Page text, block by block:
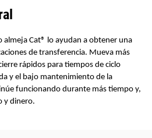
almeja Cat® lo ayudan a obtener una
de transferencia. Mueva más
rápidos para tiempos de ciclo
y el bajo mantenimiento de la
funcionando durante más tiempo y,
y dinero.